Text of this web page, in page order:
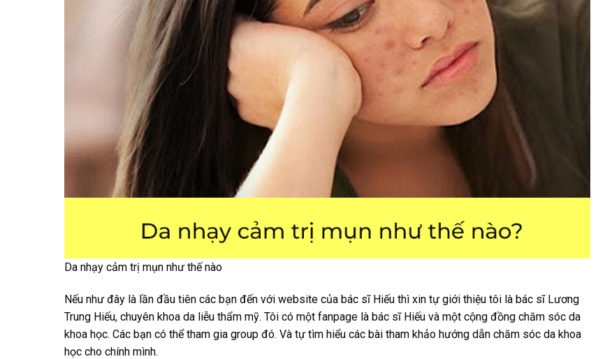
Da nhạy cảm trị mụn như thế nào
Nếu như đây là lần đầu tiên các bạn đến với website của bác sĩ Hiếu thì xin tự giới thiệu tôi là bác sĩ Lương
Trung Hiếu, chuyên khoa da liễu thẩm mỹ. Tôi có một fanpage là bác sĩ Hiếu và một cộng đồng chăm sóc da
khoa học. Các bạn có thể tham gia group đó. Và tự tìm hiểu các bài tham khảo hướng dẫn chăm sóc da khoa
học cho chính mình.